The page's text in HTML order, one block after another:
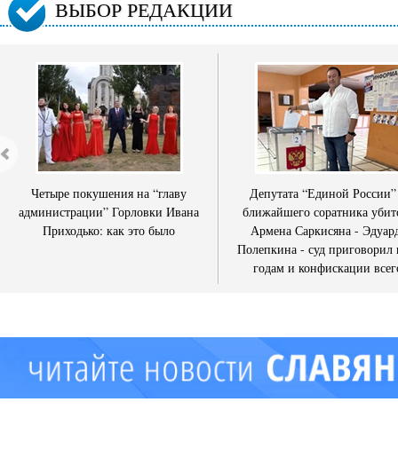
ВЫБОР РЕДАКЦИИ
Четыре покушения на “главу
администрации” Горловки Ивана
Приходько: как это было
Депутата “Единой
ближайшего соратника
Армена Саркисяна -
Полепкина - суд приговорил
годам и конфискации